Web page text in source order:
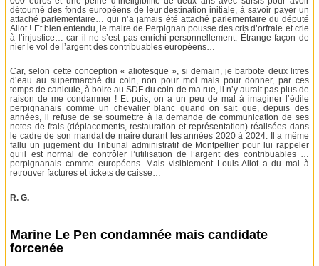
détourné des fonds européens de leur destination initiale, à savoir payer un
attaché parlementaire… qui n’a jamais été attaché parlementaire du député
Aliot ! Et bien entendu, le maire de Perpignan pousse des cris d’orfraie et crie
à l’injustice… car il ne s’est pas enrichi personnellement. Étrange façon de
nier le vol de l’argent des contribuables européens…
Car, selon cette conception « aliotesque », si demain, je barbote deux litres
d’eau au supermarché du coin, non pour moi mais pour donner, par ces
temps de canicule, à boire au SDF du coin de ma rue, il n’y aurait pas plus de
raison de me condamner ! Et puis, on a un peu de mal à imaginer l’édile
perpignanais comme un chevalier blanc quand on sait que, depuis des
années, il refuse de se soumettre à la demande de communication de ses
notes de frais (déplacements, restauration et représentation) réalisées dans
le cadre de son mandat de maire durant les années 2020 à 2024. Il a même
fallu un jugement du Tribunal administratif de Montpellier pour lui rappeler
qu’il est normal de contrôler l’utilisation de l’argent des contribuables …
perpignanais comme européens. Mais visiblement Louis Aliot a du mal à
retrouver factures et tickets de caisse…
R. G.
Marine Le Pen condamnée mais candidate
forcenée